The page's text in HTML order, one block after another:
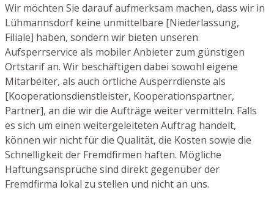
Wir möchten Sie darauf aufmerksam machen, dass wir in
Lühmannsdorf keine unmittelbare [Niederlassung,
Filiale] haben, sondern wir bieten unseren
Aufsperrservice als mobiler Anbieter zum günstigen
Ortstarif an. Wir beschäftigen dabei sowohl eigene
Mitarbeiter, als auch örtliche Ausperrdienste als
[Kooperationsdienstleister, Kooperationspartner,
Partner], an die wir die Aufträge weiter vermitteln. Falls
es sich um einen weitergeleiteten Auftrag handelt,
können wir nicht für die Qualität, die Kosten sowie die
Schnelligkeit der Fremdfirmen haften. Mögliche
Haftungsansprüche sind direkt gegenüber der
Fremdfirma lokal zu stellen und nicht an uns.